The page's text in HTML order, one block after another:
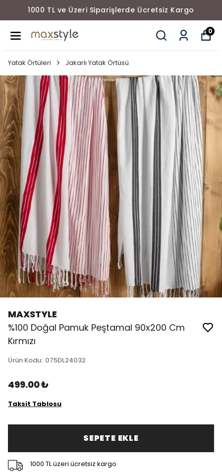
1000 TL ve Üzeri Siparişlerde Ücretsiz Kargo
0
Yatak Örtüleri Jakarlı Yatak Örtüsü
MAXSTYLE
%100 Doğal Pamuk Peştamal 90x200 Cm
Kırmızı
Ürün Kodu: 075DL24032
499.00 ₺
Taksit Tablosu
SEPETE EKLE
1000 TL üzeri ücretsiz kargo